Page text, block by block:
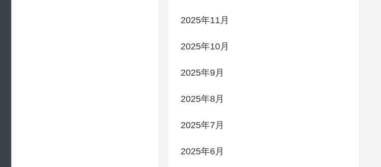
2025年11月
2025年10月
2025年9月
2025年8月
2025年7月
2025年6月